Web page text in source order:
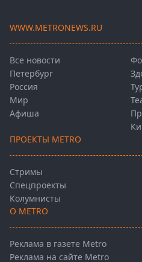
WWW.METRONEWS.RU
Все новости
Петербург
Россия
Мир
Афиша
ПРОЕКТЫ METRO
Стримы
Спецпроекты
Колумнисты
О METRO
Реклама в газете Metro
Реклама на сайте Metro